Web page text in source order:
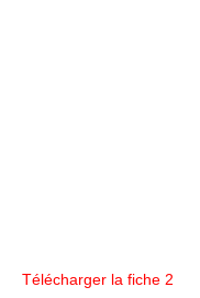
Télécharger la fiche 2